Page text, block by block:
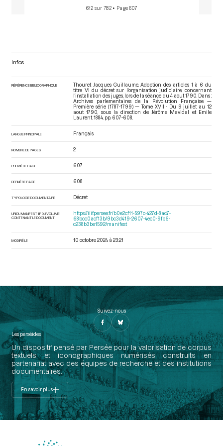
612 sur 782 • Page 607
Infos
RÉFÉRENCE BIBLIOGRAPHIQUE
Thouret Jacques Guillaume. Adoption des articles 1 à 6 du
titre VI du décret sur l'organisation judiciaire, concernant
l'installation des juges, lors de la séance du 4 aout 1790. Dans :
Archives parlementaires de la Révolution Française —
Première série (1787-1799) — Tome XVII - Du 9 juillet au 12
aout 1790
, sous la direction de Jérôme Mavidal et Emile
Laurent. 1884. pp. 607-608.
LANGUE PRINCIPALE Français
NOMBRE DE PAGES 2
PREMIÈRE PAGE 607
DERNIÈRE PAGE 608
TYPOLOGIE DOCUMENTAIRE Décret
URI DU MANIFEST IIIF DU VOLUME
CONTENANT LE DOCUMENT
https://iiif.persee.fr/b0e2cf11-597c-427d-8ac7-
68bcc0acf13b/9bc3d419-2607-4ec0-9fb6-
c238b3be1592/manifest
MODIFIÉ LE 10 octobre 2024 à 23:21
Suivez-nous
Les perséides
Un dispositif pensé par Persée pour la valorisation de corpus
textuels et iconographiques numérisés construits en
partenariat avec des équipes de recherche et des institutions
documentaires.
En savoir plus